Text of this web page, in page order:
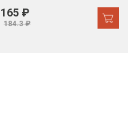
165 ₽
184.3 ₽